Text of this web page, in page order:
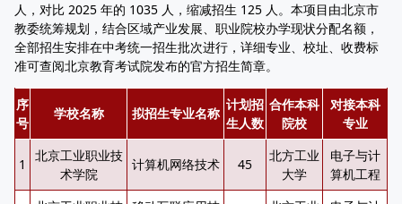
人，对比 2025 年的 1035 人，缩减招生 125 人。本项目由北京市
教委统筹规划，结合区域产业发展、职业院校办学现状分配名额，
全部招生安排在中考统一招生批次进行，详细专业、校址、收费标
准可查阅北京教育考试院发布的官方招生简章。
序
号
学校名称 拟招生专业名称
计划招
生人数
合作本科
院校
对接本科
专业
1
北京工业职业技
术学院
计算机网络技术 45
北方工业
大学
电子与计
算机工程